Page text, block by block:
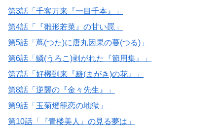
第3話「千客万来『一目千本』」
第4話「『雛形若菜』の甘い罠」
第5話「蔦(つた)に唐丸因果の蔓(つる)」
第6話「鱗(うろこ)剥がれた『節用集』」
第7話「好機到来『籬(まがき)の花』」
第8話「逆襲の『金々先生』」
第9話「玉菊燈籠恋の地獄」
第10話「『青楼美人』の見る夢は」